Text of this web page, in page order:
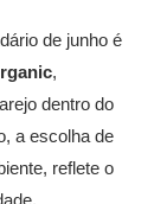
de junho é
,
dentro do
a escolha de
reflete o